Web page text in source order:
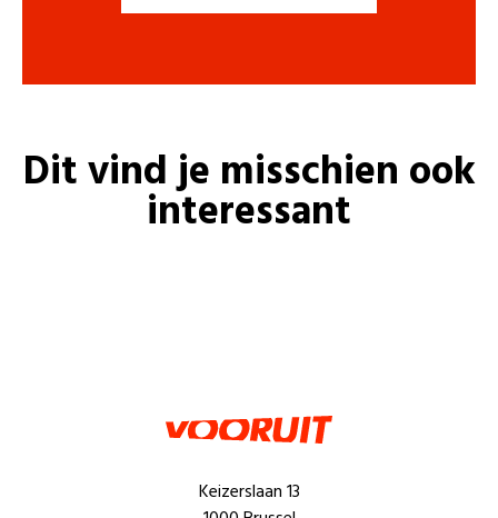
Dit vind je misschien ook
interessant
Keizerslaan 13